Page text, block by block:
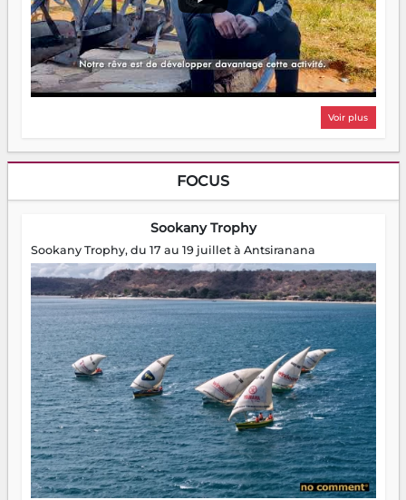
Voir plus
FOCUS
Sookany Trophy
Sookany Trophy, du 17 au 19 juillet à Antsiranana